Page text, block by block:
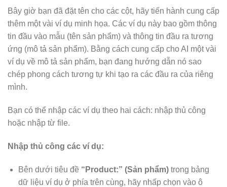
Bây giờ bạn đã đặt tên cho các cột, hãy tiến hành cung cấp
thêm một vài ví dụ minh họa. Các ví dụ này bao gồm thông
tin đầu vào mẫu (tên sản phẩm) và thông tin đầu ra tương
ứng (mô tả sản phẩm). Bằng cách cung cấp cho AI một vài
ví dụ về mô tả sản phẩm, bạn đang hướng dẫn nó sao
chép phong cách tương tự khi tạo ra các đầu ra của riêng
mình.
Bạn có thể nhập các ví dụ theo hai cách: nhập thủ công
hoặc nhập từ file.
Nhập thủ công các ví dụ:
Bên dưới tiêu đề “Product:” (Sản phẩm)trong bảng
dữ liệu ví dụ ở phía trên cùng, hãy nhấp chọn vào ô